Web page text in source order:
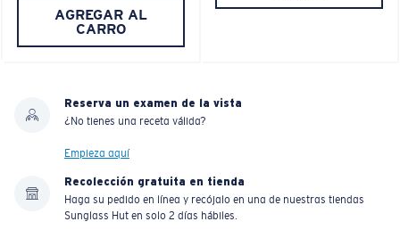
AGREGAR AL
CARRO
Reserva un examen de la vista
¿No tienes una receta válida?
Empieza aquí
Recolección gratuita en tienda
Haga su pedido en línea y recójalo en una de nuestras tiendas
Sunglass Hut en solo 2 días hábiles.